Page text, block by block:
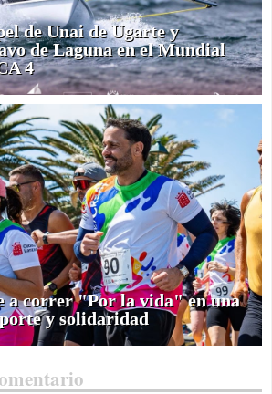
de Unai de Ugarte y
de Laguna en el Mundial
4
a correr "Por la vida" en una
y solidaridad